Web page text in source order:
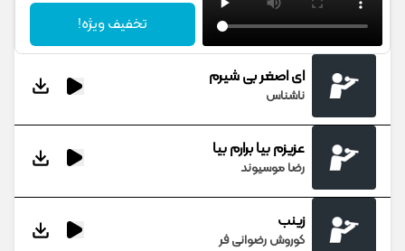
تخفیف ویژه!
ای اصغر بی شیرم
ناشناس
عزیزم بیا برارم بیا
رضا موسیوند
زینب
کوروش رضوانی فر